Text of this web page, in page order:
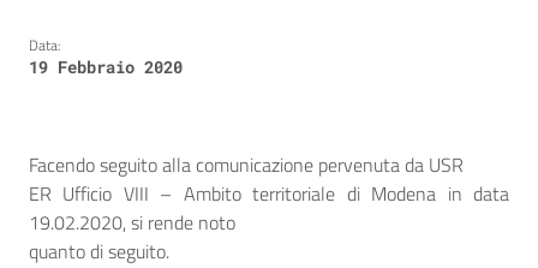
Data:
19 Febbraio 2020
Facendo seguito alla comunicazione pervenuta da USR
ER Ufficio VIII – Ambito territoriale di Modena in data
19.02.2020, si rende noto
quanto di seguito.